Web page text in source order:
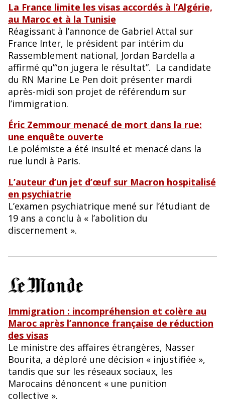
La France limite les visas accordés à l’Algérie,
au Maroc et à la Tunisie
Réagissant à l’annonce de Gabriel Attal sur
France Inter, le président par intérim du
Rassemblement national, Jordan Bardella a
affirmé qu’“on jugera le résultat”. La candidate
du RN Marine Le Pen doit présenter mardi
après-midi son projet de référendum sur
l’immigration.
Éric Zemmour menacé de mort dans la rue:
une enquête ouverte
Le polémiste a été insulté et menacé dans la
rue lundi à Paris.
L’auteur d’un jet d’œuf sur Macron hospitalisé
en psychiatrie
L’examen psychiatrique mené sur l’étudiant de
19 ans a conclu à « l’abolition du
discernement ».
Immigration : incompréhension et colère au
Maroc après l’annonce française de réduction
des visas
Le ministre des affaires étrangères, Nasser
Bourita, a déploré une décision « injustifiée »,
tandis que sur les réseaux sociaux, les
Marocains dénoncent « une punition
collective ».